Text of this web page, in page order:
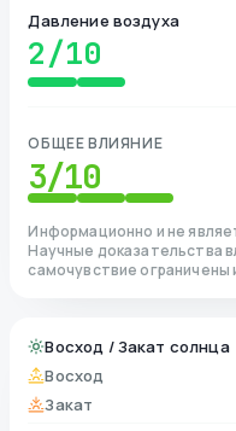
Давление воздуха
2/10
ОБЩЕЕ ВЛИЯНИЕ
3/10
Информационно и не
Научные доказательства
самочувствие ограничены
Восход / Закат солнца
Восход
Закат